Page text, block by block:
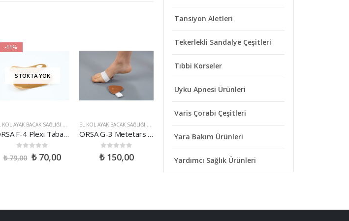
-11%
STOKTA YOK
EL KOL AYAK BACAK SAĞLIĞI ÜRÜNLERI ,ORSA ÜRÜNLERI
ORSA F-4 Plexi Tabanlık
out of 5
₺79,00 ₺70,00
EL KOL AYAK BACAK SAĞLIĞI ÜRÜNLERI ,ORSA ÜRÜNLERI
ORSA G-3 Metetars Pedi Elastik
0 out of 5
₺150,00
DIYABET ÜRÜNLERI
Plusmed Fasttest Kan şekeri Ölçüm Stribi 50 T
₺199,00
DIYABET ÜRÜNLERI
Tansiyon Aletleri
Tekerlekli Sandalye Çeşitleri
Tıbbi Korseler
Uyku Apnesi Ürünleri
Varis Çorabı Çeşitleri
Yara Bakım Ürünleri
Yardımcı Sağlık Ürünleri